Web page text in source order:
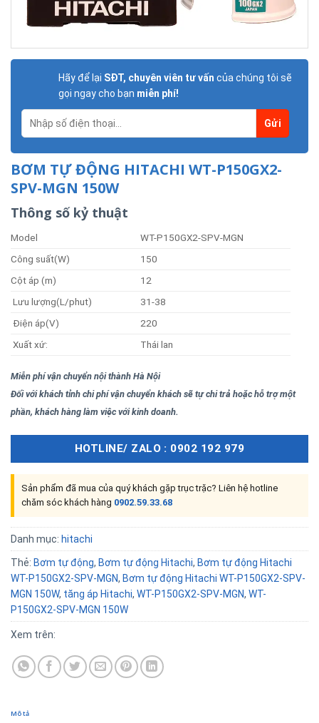
Hãy để lại SĐT, chuyên viên tư vấn của chúng tôi sẽ
gọi ngay cho bạn miễn phí!
BƠM TỰ ĐỘNG HITACHI WT-P150GX2-
SPV-MGN 150W
Thông số kỷ thuật
Model
WT-P150GX2-SPV-MGN
Công suất(W)
150
Cột áp (m)
12
Lưu lượng(L/phut)
31-38
Điện áp(V)
220
Xuất xứ:
Thái lan
Miễn phí vận chuyển nội thành Hà Nội
Đối với khách tỉnh chi phí vận chuyển khách sẽ tự chi trả hoặc hỗ trợ một
phần, khách hàng làm việc với kinh doanh.
HOTLINE/ ZALO : 0902 192 979
Sản phẩm đã mua của quý khách gặp trục trặc? Liên hệ hotline
chăm sóc khách hàng 0902.59.33.68
Danh mục: hitachi
Thẻ: Bơm tự động, Bơm tự động Hitachi, Bơm tự động Hitachi
WT-P150GX2-SPV-MGN, Bơm tự động Hitachi WT-P150GX2-SPV-
MGN 150W, tăng áp Hitachi, WT-P150GX2-SPV-MGN, WT-
P150GX2-SPV-MGN 150W
Xem trên:
Mô tả